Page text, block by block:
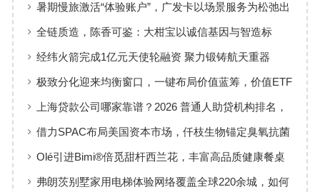
暑期慢旅激活“体验账户”，广发卡以场景服务为松弛出
行添彩
全链质造，陈香可鉴：大柑宝以诚信基因与智造标
准，定义新会陈皮高质量发展
经纬火箭完成1亿元天使轮融资 聚力锻铸航天重器
极致分化迎来均衡窗口，一键布局价值蓝筹，价值ETF
华夏火热开售
上海贷款公司哪家靠谱？2026 普通人助贷机构排名，
工薪族借钱选择指南
借力SPAC布局美国资本市场，仟枝生物锚定臭氧抗菌
黄金赛道
Olé引进Bimi®倍觅甜杆西兰花，丰富高品质健康餐桌
新选择
弗朗茨别墅家用电梯体验网络覆盖全球220余城，如何